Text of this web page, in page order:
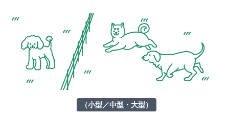
（小型／中型・大型）